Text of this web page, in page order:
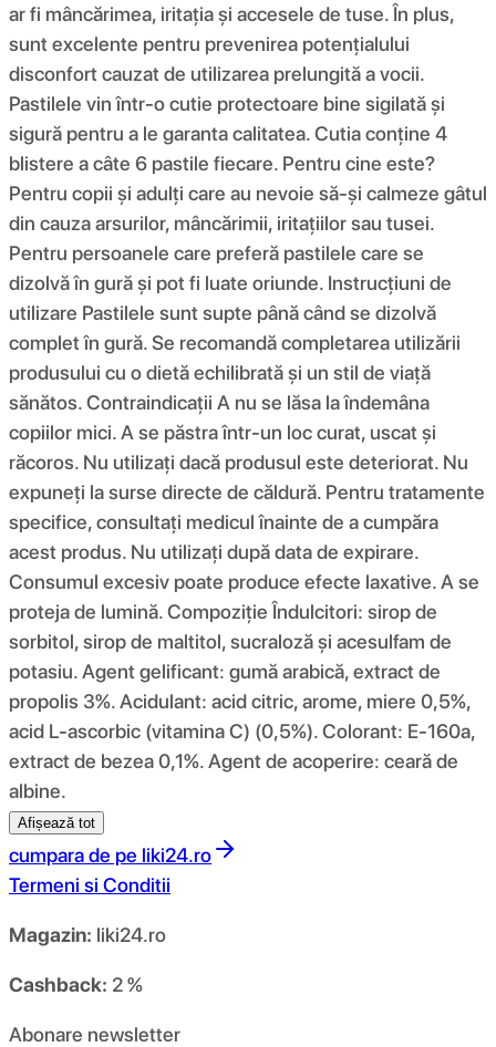
ar fi mâncărimea, iritația și accesele de tuse. În plus,
sunt excelente pentru prevenirea potențialului
disconfort cauzat de utilizarea prelungită a vocii.
Pastilele vin într-o cutie protectoare bine sigilată și
sigură pentru a le garanta calitatea. Cutia conține 4
blistere a câte 6 pastile fiecare. Pentru cine este?
Pentru copii și adulți care au nevoie să-și calmeze gâtul
din cauza arsurilor, mâncărimii, iritațiilor sau tusei.
Pentru persoanele care preferă pastilele care se
dizolvă în gură și pot fi luate oriunde. Instrucțiuni de
utilizare Pastilele sunt supte până când se dizolvă
complet în gură. Se recomandă completarea utilizării
produsului cu o dietă echilibrată și un stil de viață
sănătos. Contraindicații A nu se lăsa la îndemâna
copiilor mici. A se păstra într-un loc curat, uscat și
răcoros. Nu utilizați dacă produsul este deteriorat. Nu
expuneți la surse directe de căldură. Pentru tratamente
specifice, consultați medicul înainte de a cumpăra
acest produs. Nu utilizați după data de expirare.
Consumul excesiv poate produce efecte laxative. A se
proteja de lumină. Compoziţie Îndulcitori: sirop de
sorbitol, sirop de maltitol, sucraloză și acesulfam de
potasiu. Agent gelificant: gumă arabică, extract de
propolis 3%. Acidulant: acid citric, arome, miere 0,5%,
acid L-ascorbic (vitamina C) (0,5%). Colorant: E-160a,
extract de bezea 0,1%. Agent de acoperire: ceară de
albine.
Afișează tot
cumpara de pe liki24.ro
Termeni si Conditii
Magazin: liki24.ro
Cashback: 2 %
Abonare newsletter